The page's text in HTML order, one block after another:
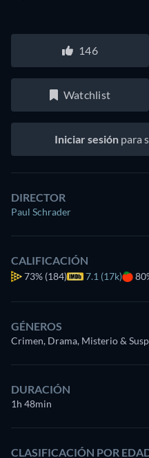
146
Watchlist
Iniciar sesión para
DIRECTOR
Paul Schrader
CALIFICACIÓN
73% (184) 7.1 (17k)
GÉNEROS
Crimen, Drama, Misterio &
DURACIÓN
1h 48min
CLASIFICACIÓN POR